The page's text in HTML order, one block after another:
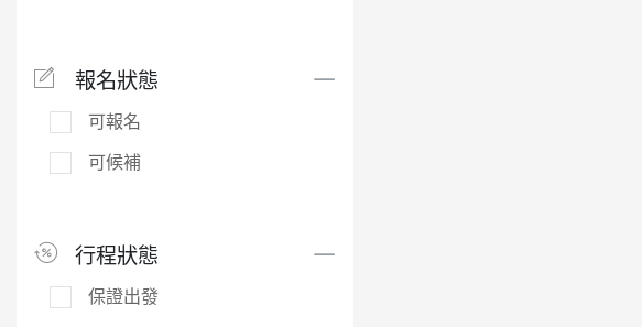
報名狀態
可報名
可候補
行程狀態
保證出發